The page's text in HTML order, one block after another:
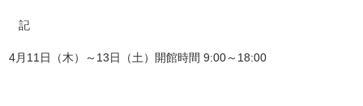
記
4月11日（木）～13日（土）開館時間 9:00～18:00